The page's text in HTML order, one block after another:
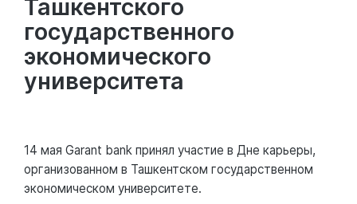
Ташкентского
государственного
экономического
университета
14 мая Garant bank принял участие в Дне карьеры,
организованном в Ташкентском государственном
экономическом университете.